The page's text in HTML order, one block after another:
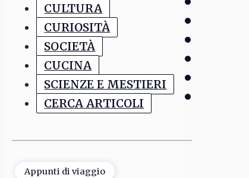
CULTURA
CURIOSITÀ
SOCIETÀ
CUCINA
SCIENZE E MESTIERI
CERCA ARTICOLI
Appunti di viaggio